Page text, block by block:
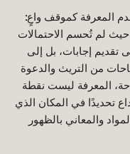
المعرفة كموقف واعٍ:
لم تُحسم الاحتمالات
تقديم إجابات، بل إلى
من التريث والدعوة
المعرفة ليست نقطة
تحديدًا في المكان الذي
والمعاني بالظهور